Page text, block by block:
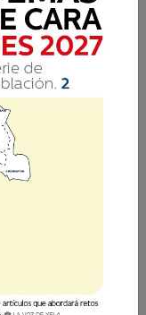
XELA
cada fin de
acceso sin
que
LA VOZ DE
podrá
o
las
completa será
electrónico a